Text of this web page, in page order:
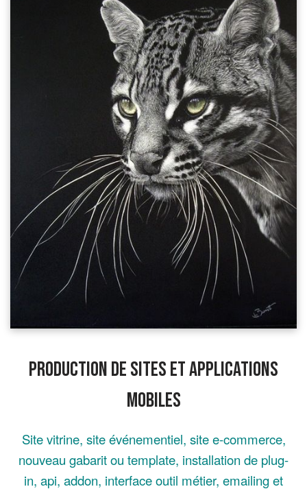
Production de sites et applications
mobiles
Site vitrine, site événementiel, site e-commerce,
nouveau gabarit ou template, installation de plug-
in, api, addon, interface outil métier, emailing et